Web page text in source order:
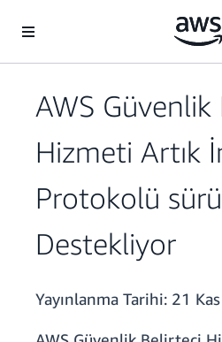
AWS
Hizmeti Artık
Protokolü
Destekliyor
Yayınlanma Tarihi: 21